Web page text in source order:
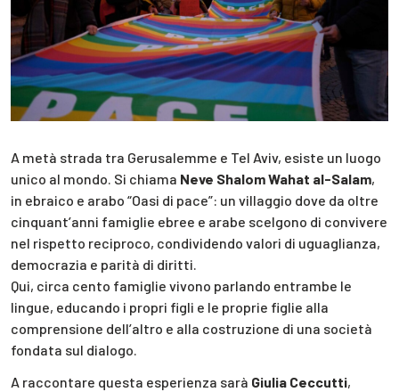
A metà strada tra Gerusalemme e Tel Aviv, esiste un luogo
unico al mondo. Si chiama Neve Shalom Wahat al-Salam,
in ebraico e arabo “Oasi di pace”: un villaggio dove da oltre
cinquant’anni famiglie ebree e arabe scelgono di convivere
nel rispetto reciproco, condividendo valori di uguaglianza,
democrazia e parità di diritti.
Qui, circa cento famiglie vivono parlando entrambe le
lingue, educando i propri figli e le proprie figlie alla
comprensione dell’altro e alla costruzione di una società
fondata sul dialogo.
A raccontare questa esperienza sarà Giulia Ceccutti,